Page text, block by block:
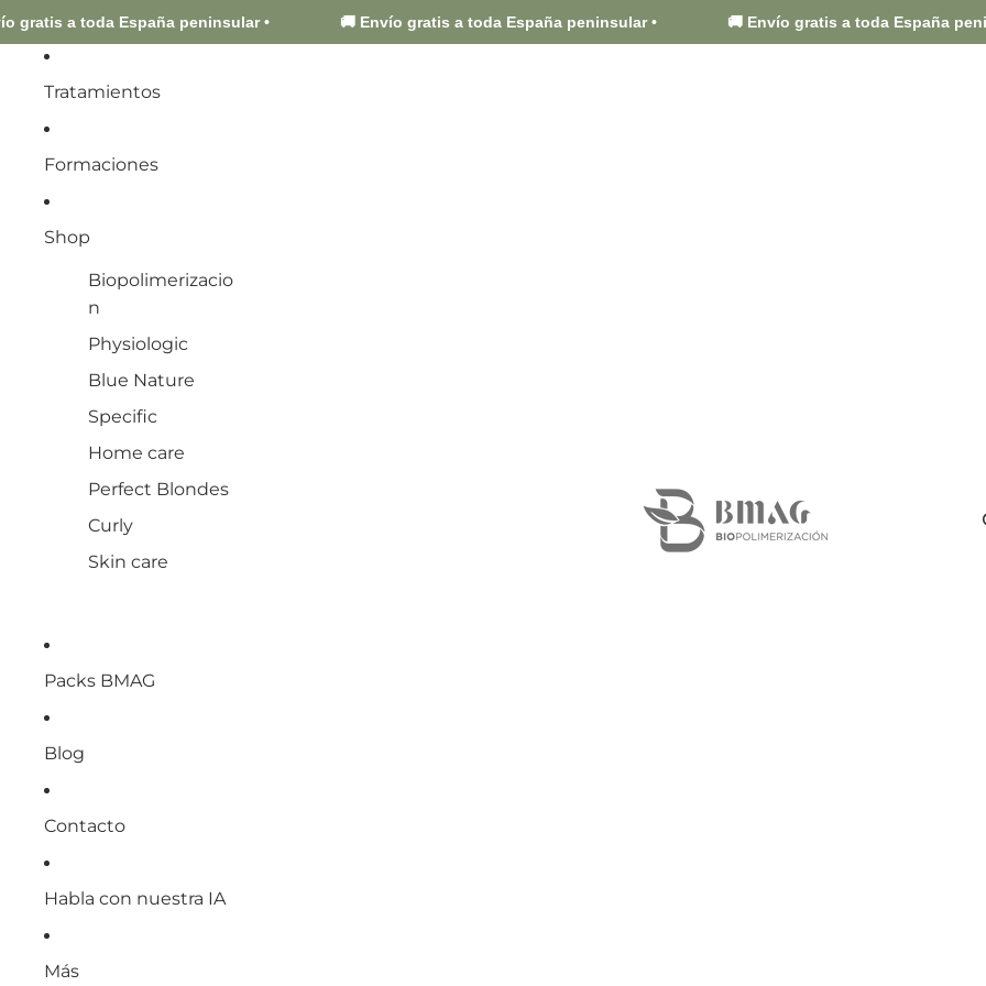
• 🚚 Envío gratis a toda España peninsular • 🚚 Envío gratis a toda España peninsular • 🚚
Tratamientos
Formaciones
Shop
Biopolimerizacio
n
Physiologic
Blue Nature
Specific
Home care
Perfect Blondes
Curly
Skin care
Packs BMAG
Blog
Contacto
Habla con nuestra IA
Más